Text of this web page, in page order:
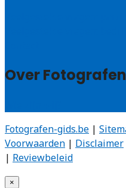
Over
Fotografen-gids.be |
Voorwaarden | Disclaimer
| Reviewbeleid
×